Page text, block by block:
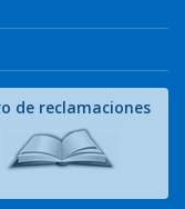
de reclamaciones